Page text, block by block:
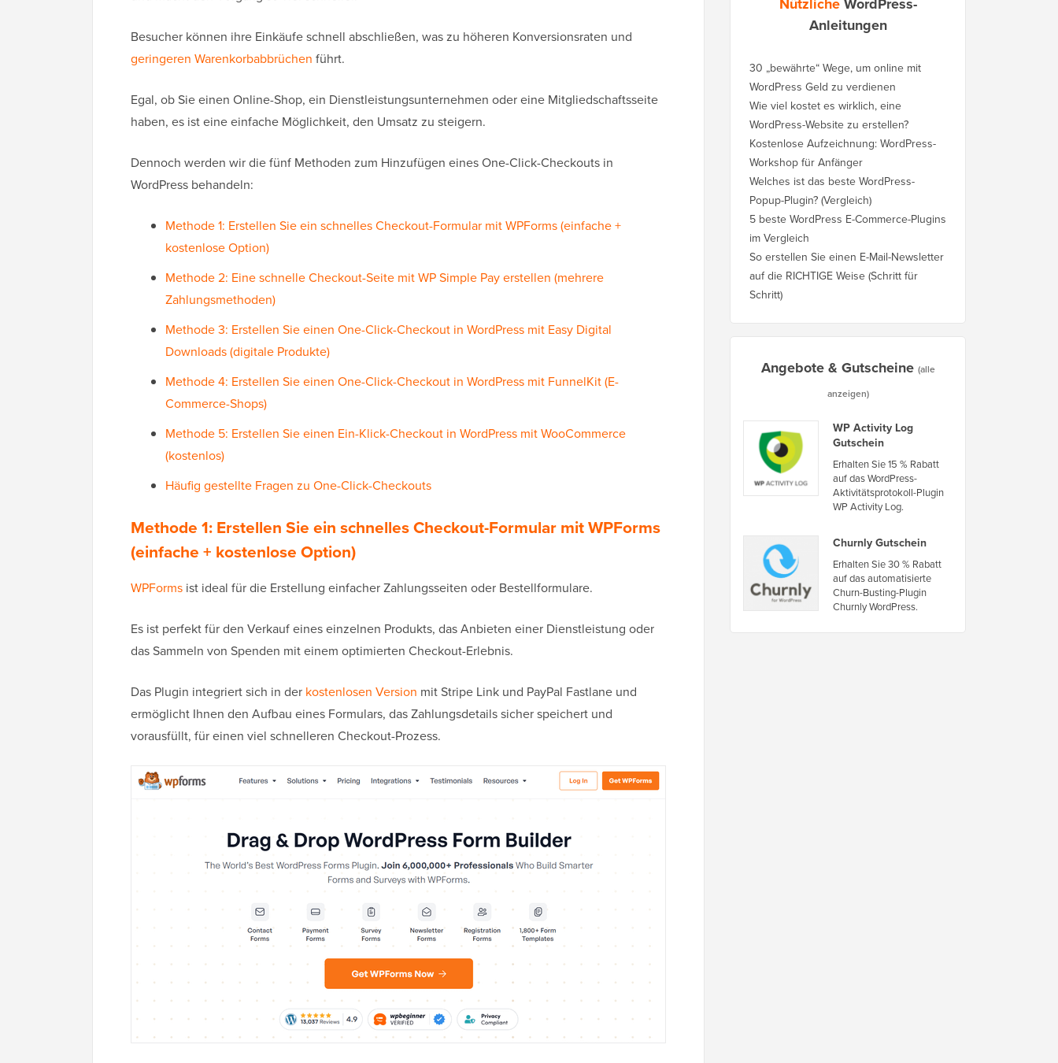
Besucher können ihre Einkäufe schnell abschließen, was zu höheren Konversionsraten und
geringeren Warenkorbabbrüchen führt.
Egal, ob Sie einen Online-Shop, ein Dienstleistungsunternehmen oder eine Mitgliedschaftsseite
haben, es ist eine einfache Möglichkeit, den Umsatz zu steigern.
Dennoch werden wir die fünf Methoden zum Hinzufügen eines One-Click-Checkouts in
WordPress behandeln:
Methode 1: Erstellen Sie ein schnelles Checkout-Formular mit WPForms (einfache +
kostenlose Option)
Methode 2: Eine schnelle Checkout-Seite mit WP Simple Pay erstellen (mehrere
Zahlungsmethoden)
Methode 3: Erstellen Sie einen One-Click-Checkout in WordPress mit Easy Digital
Downloads (digitale Produkte)
Methode 4: Erstellen Sie einen One-Click-Checkout in WordPress mit FunnelKit (E-
Commerce-Shops)
Methode 5: Erstellen Sie einen Ein-Klick-Checkout in WordPress mit WooCommerce
(kostenlos)
Häufig gestellte Fragen zu One-Click-Checkouts
Methode 1: Erstellen Sie ein schnelles Checkout-Formular mit WPForms
(einfache + kostenlose Option)
WPForms ist ideal für die Erstellung einfacher Zahlungsseiten oder Bestellformulare.
Es ist perfekt für den Verkauf eines einzelnen Produkts, das Anbieten einer Dienstleistung oder
das Sammeln von Spenden mit einem optimierten Checkout-Erlebnis.
Das Plugin integriert sich in der kostenlosen Version mit Stripe Link und PayPal Fastlane und
ermöglicht Ihnen den Aufbau eines Formulars, das Zahlungsdetails sicher speichert und
vorausfüllt, für einen viel schnelleren Checkout-Prozess.
Anleitungen
30 „bewährte“ Wege, um online mit
WordPress Geld zu verdienen
Wie viel kostet es wirklich, eine
WordPress-Website zu erstellen?
Kostenlose Aufzeichnung: WordPress-
Workshop für Anfänger
Welches ist das beste WordPress-
Popup-Plugin? (Vergleich)
5 beste WordPress E-Commerce-Plugins
im Vergleich
So erstellen Sie einen E-Mail-Newsletter
auf die RICHTIGE Weise (Schritt für
Schritt)
Angebote & Gutscheine (alle
anzeigen)
WP Activity Log
Gutschein
Erhalten Sie 15 % Rabatt
auf das WordPress-
Aktivitätsprotokoll-Plugin
WP Activity Log.
Churnly Gutschein
Erhalten Sie 30 % Rabatt
auf das automatisierte
Churn-Busting-Plugin
Churnly WordPress.